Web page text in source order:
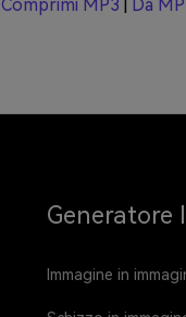
Comprimi MP3 Da
Generatore
Immagine in